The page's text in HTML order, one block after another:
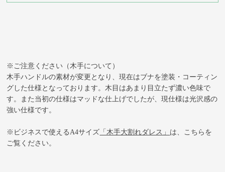
※ご注意ください（木手について）
木手ハンドルの素材が変更となり、現在はブナを塗装・コーティン
グした仕様となっております。木目はあまり目立たず濃い色味で
す。また当初の仕様はマッドな仕上げでしたが、現仕様は光沢感の
強い仕様です。
※ビジネスで使えるA4サイズ 「木手大割れダレス」 は、こちらを
ご覧ください。